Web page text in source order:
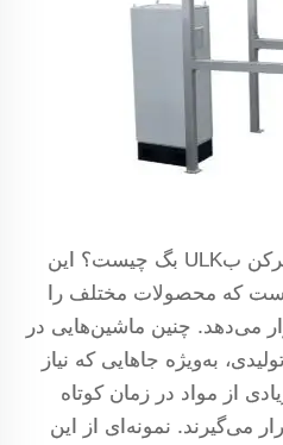
اکنون، آیا می‌دانید دستگاه پرکن بULK بگ چیست؟ این
که محصولات مختلف را
می‌دهد. چنین ماشین‌هایی در
به‌ویژه جاهایی که نیاز
از مواد در زمان کوتاه
می‌گیرند. نمونه‌ای از این